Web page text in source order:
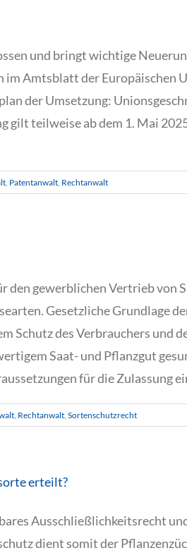
und bringt wichtige
im Amtsblatt der Europäischen
der Umsetzung:
gilt teilweise ab dem 1. Mai
, Patentanwalt, Rechtanwalt
den gewerblichen Vertrieb von
Gesetzliche Grundlage
Schutz des Verbrauchers und
Saat- und Pflanzgut
für die Zulassung
, Rechtanwalt, Sortenschutzrecht
erteilt?
Ausschließlichkeitsrecht
dient somit der